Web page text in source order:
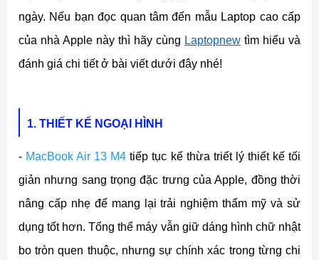
ngày. Nếu bạn đọc quan tâm đến mẫu Laptop cao cấp
của nhà Apple này thì hãy cùng Laptopnew tìm hiểu và
đánh giá chi tiết ở bài viết dưới đây nhé!
1. THIẾT KẾ NGOẠI HÌNH
- MacBook Air 13 M4 tiếp tục kế thừa triết lý thiết kế tối
giản nhưng sang trọng đặc trưng của Apple, đồng thời
nâng cấp nhẹ để mang lại trải nghiệm thẩm mỹ và sử
dụng tốt hơn. Tổng thể máy vẫn giữ dáng hình chữ nhật
bo tròn quen thuộc, nhưng sự chính xác trong từng chi